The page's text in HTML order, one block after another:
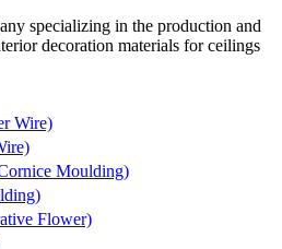
specializing in the production and
decoration materials for ceilings
Wire)
Moulding)
Flower)